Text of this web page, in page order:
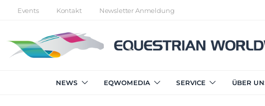
Events Kontakt Newsletter Anmeldung
NEWS EQWOMEDIA SERVICE ÜBER